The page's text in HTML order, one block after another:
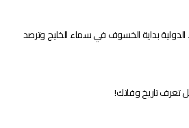
بداية الخسوف في سماء الخليج وترصد
تعرف تاريخ وفاتك!